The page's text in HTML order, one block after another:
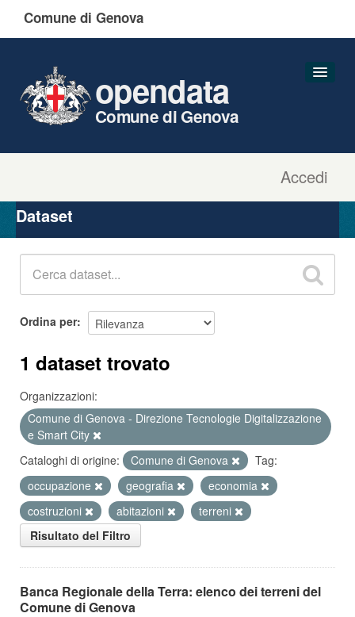
Comune di Genova
Accedi
opendata
Comune di Genova
Organizzazioni
Gruppi
Dataset
Ordina per
1 dataset trovato
Organizzazioni:
Comune di Genova - Direzione Tecnologie Digitalizzazione
e Smart City
Cataloghi di origine:
Comune di Genova
Tag:
occupazione
geografia
economia
costruzioni
abitazioni
terreni
Risultato del Filtro
Banca Regionale della Terra: elenco dei terreni del
Comune di Genova